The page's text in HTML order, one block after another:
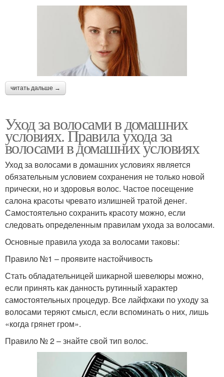
читать дальше →
Уход за волосами в домашних
условиях. Правила ухода за
волосами в домашних условиях
Уход за волосами в домашних условиях является
обязательным условием сохранения не только новой
прически, но и здоровья волос. Частое посещение
салона красоты чревато излишней тратой денег.
Самостоятельно сохранить красоту можно, если
следовать определенным правилам ухода за волосами.
Основные правила ухода за волосами таковы:
Правило №1 – проявите настойчивость
Стать обладательницей шикарной шевелюры можно,
если принять как данность рутинный характер
самостоятельных процедур. Все лайфхаки по уходу за
волосами теряют смысл, если вспоминать о них, лишь
«когда грянет гром».
Правило № 2 – знайте свой тип волос.